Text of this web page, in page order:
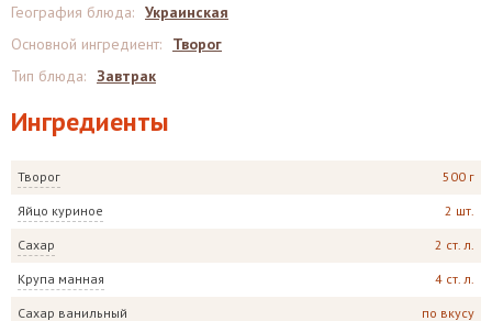
Ингредиенты
Творог 500 г
Яйцо куриное 2 шт.
Сахар 2 ст. л.
Крупа манная 4 ст. л.
Сахар ванильный по вкусу
География блюда: Украинская
Основной ингредиент:
Творог
Тип блюда: Завтрак